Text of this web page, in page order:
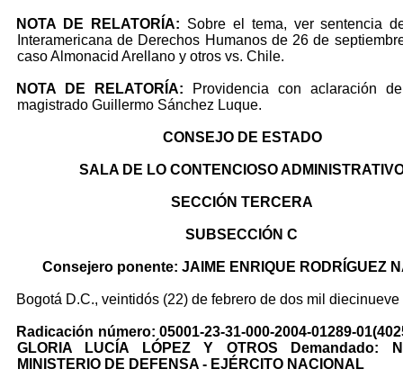
NOTA DE RELATORÍA: Sobre el tema, ver sentencia
Interamericana de Derechos Humanos de 26 de
caso Almonacid Arellano y otros vs. Chile.
NOTA DE RELATORÍA: Providencia con aclaración
magistrado Guillermo Sánchez Luque.
CONSEJO DE ESTADO
SALA DE LO CONTENCIOSO
SECCIÓN TERCERA
SUBSECCIÓN C
Consejero ponente: JAIME ENRIQUE RODRÍGUEZ
Bogotá D.C., veintidós (22) de febrero de dos mil diecinueve
Radicación número: 05001-23-31-000-2004-01289-
GLORIA LUCÍA LÓPEZ Y OTROS Demandado:
MINISTERIO DE DEFENSA - EJÉRCITO NACIONAL